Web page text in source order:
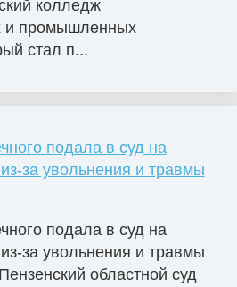
колледж
и промышленных
стал п...
подала в суд на
за увольнения и травмы
подала в суд на
за увольнения и травмы
областной суд